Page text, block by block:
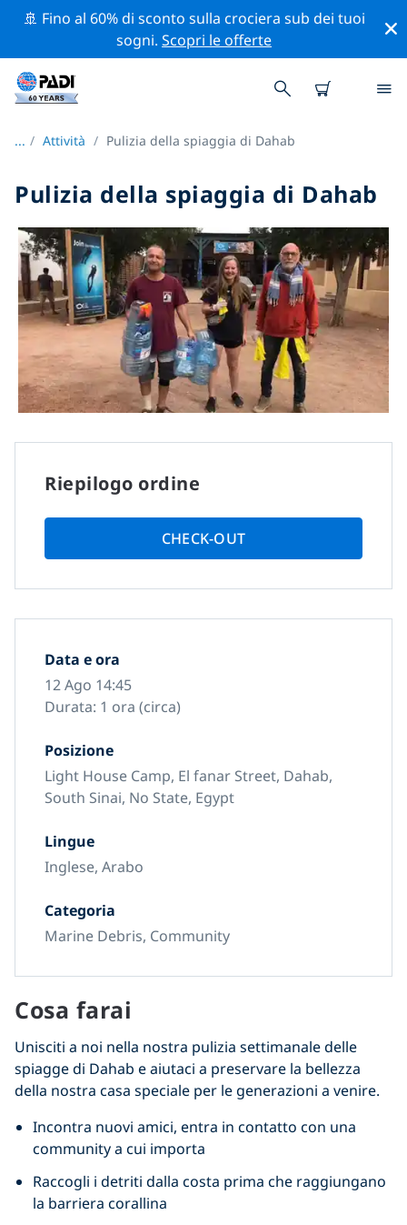
🚢 Fino al 60% di sconto sulla crociera sub dei tuoi
sogni.Scopri le offerte
... / Attività Pulizia della spiaggia di Dahab
Pulizia della spiaggia di Dahab
Cosa farai
Unisciti a noi nella nostra pulizia settimanale delle
spiagge di Dahab e aiutaci a preservare la bellezza
della nostra casa speciale per le generazioni a venire.
Incontra nuovi amici, entra in contatto con una
community a cui importa
Raccogli i detriti dalla costa prima che raggiungano
la barriera corallina
Riepilogo ordine
CHECK-OUT
Data e ora
12 Ago 14:45
Durata: 1 ora (circa)
Posizione
Light House Camp, El fanar Street, Dahab,
South Sinai, No State, Egypt
Lingue
Inglese, Arabo
Categoria
Marine Debris, Community